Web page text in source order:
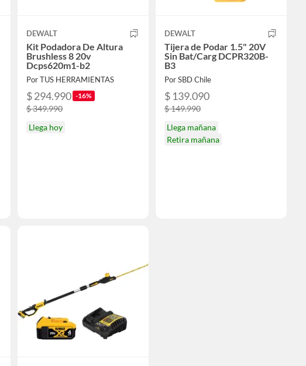
DEWALT
Kit Podadora De Altura
Brushless 8 20v
Dcps620m1-b2
Por TUS HERRAMIENTAS
$ 294.990 -16%
$ 349.990
Llega hoy
DEWALT
Tijera de Podar 1.5" 20V
Sin Bat/Carg DCPR320B-
B3
Por SBD Chile
$ 139.090
$ 149.990
Llega mañana
Retira mañana